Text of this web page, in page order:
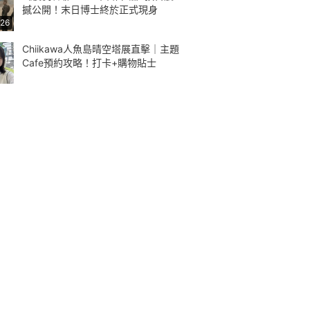
撼公開！末日博士終於正式現身
Chiikawa人魚島晴空塔展直擊｜主題
Cafe預約攻略！打卡+購物貼士